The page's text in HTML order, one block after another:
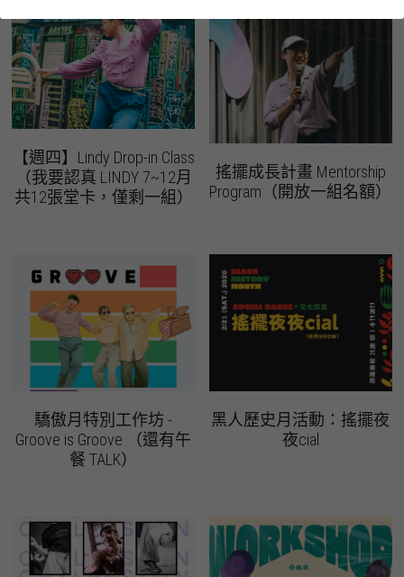
什麼是Switch Dance?
Swing 大小事
PrideVoice.
SwitchLife
【週四】Lindy Drop-in Class
（我要認真 LINDY 7~12月
共12張堂卡，僅剩一組）
搖擺成長計畫 Mentorship
Program（開放一組名額）
驕傲月特別工作坊 -
Groove is Groove （還有午
餐 TALK）
黑人歷史月活動：搖擺夜
夜cial